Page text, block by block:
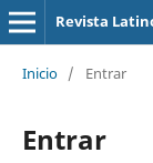
Revista
Inicio / Entrar
Entrar